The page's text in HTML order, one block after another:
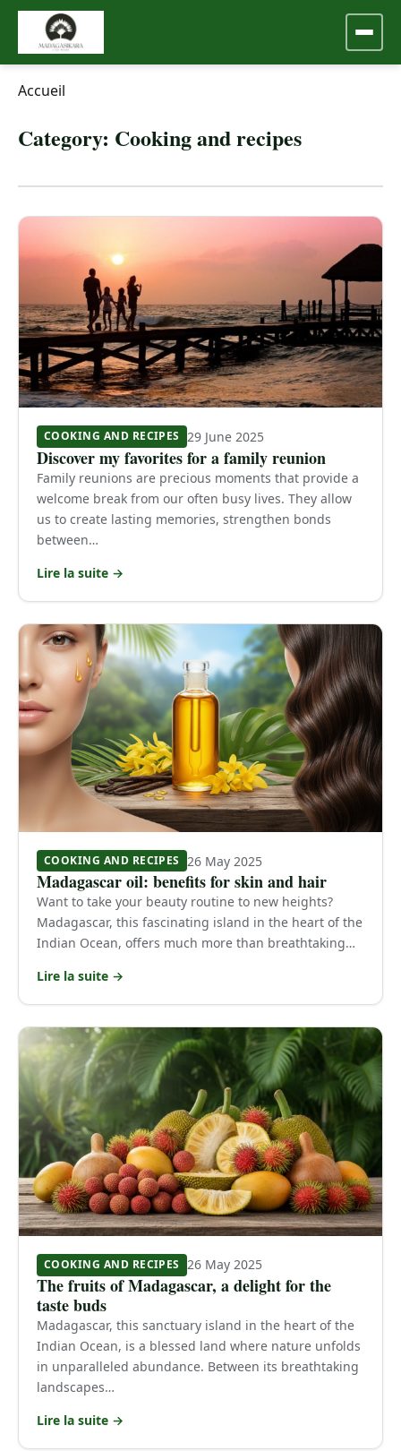
Accueil
Category: Cooking and recipes
COOKING AND RECIPES 29 June 2025
Discover my favorites for a family reunion
Family reunions are precious moments that provide a
welcome break from our often busy lives. They allow
us to create lasting memories, strengthen bonds
between…
Lire la suite →
COOKING AND RECIPES 26 May 2025
Madagascar oil: benefits for skin and hair
Want to take your beauty routine to new heights?
Madagascar, this fascinating island in the heart of the
Indian Ocean, offers much more than breathtaking…
Lire la suite →
COOKING AND RECIPES 26 May 2025
The fruits of Madagascar, a delight for the
taste buds
Madagascar, this sanctuary island in the heart of the
Indian Ocean, is a blessed land where nature unfolds
in unparalleled abundance. Between its breathtaking
landscapes…
Lire la suite →